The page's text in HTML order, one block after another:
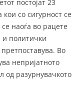
постојат 23
со сигурност се
наоѓа во рацете
и политички
Во
непријатното
од разурнувачкото